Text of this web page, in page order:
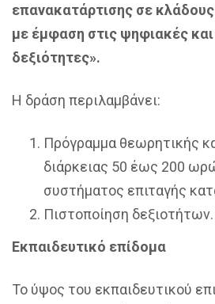
επανακατάρτισης σε
με έμφαση στις ψηφιακές
δεξιότητες».
Η δράση περιλαμβάνει:
Πρόγραμμα θεωρητικής
διάρκειας 50 έως 200
συστήματος επιταγής
Πιστοποίηση δεξιοτήτων.
Εκπαιδευτικό επίδομα
Το ύψος του εκπαιδευτικού